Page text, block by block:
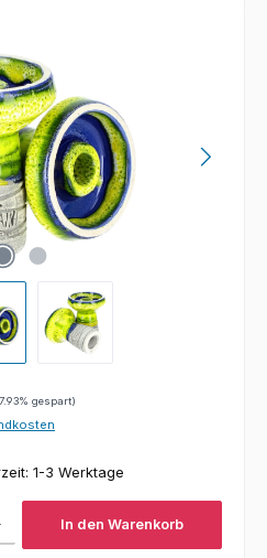
gespart)
1-3 Werktage
In den Warenkorb